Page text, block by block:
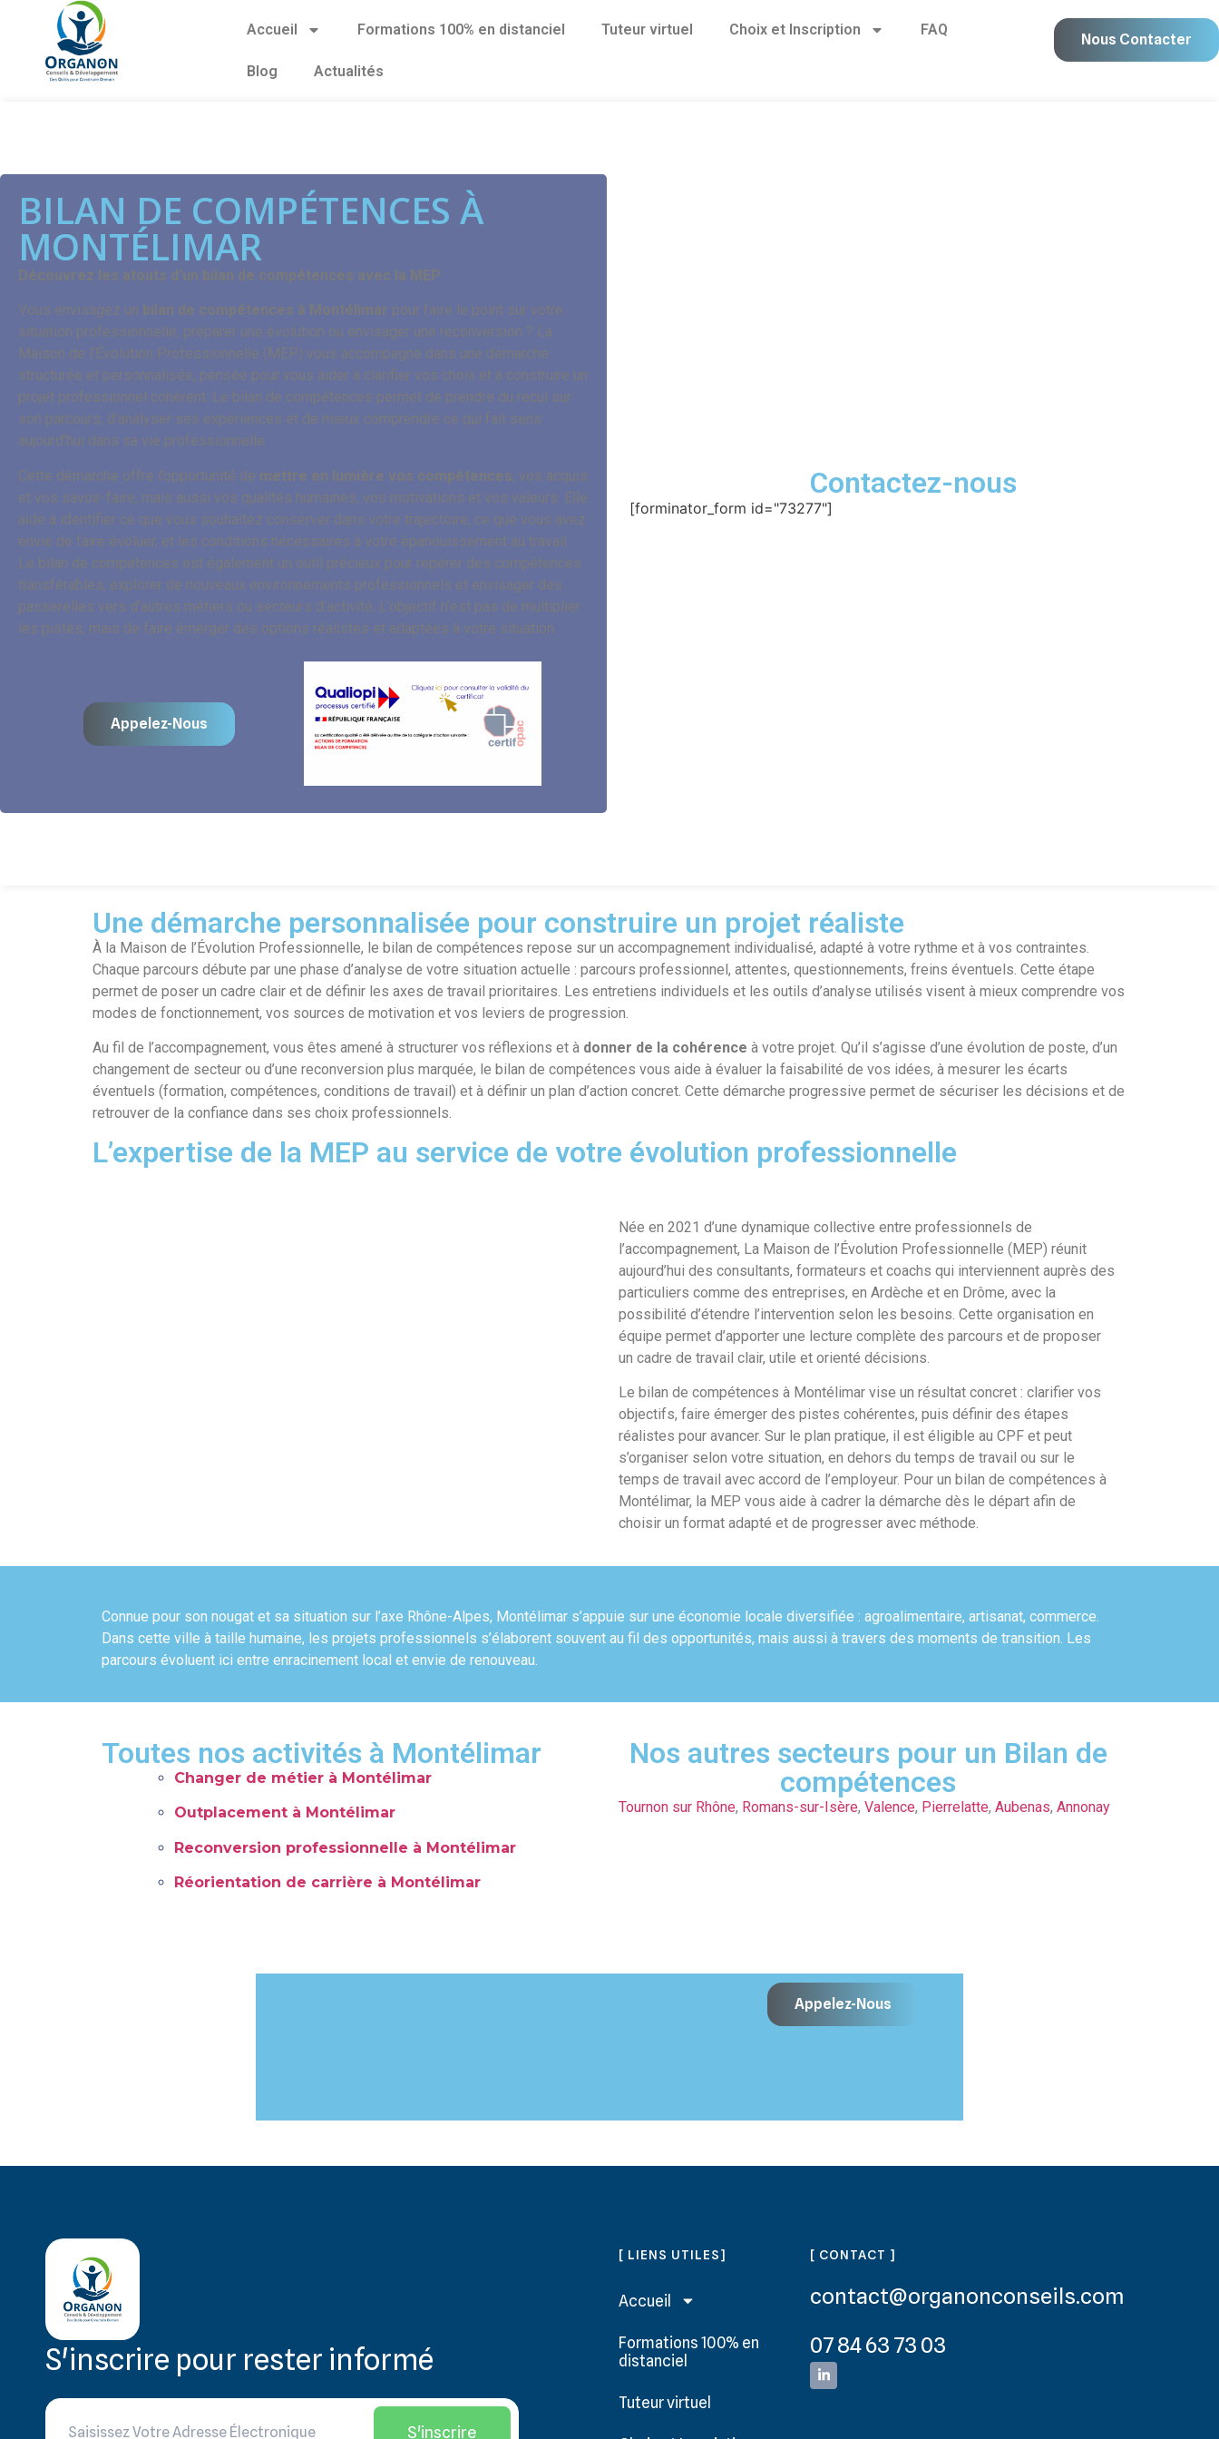
Accueil Formations 100% en distanciel Tuteur virtuel Choix et Inscription FAQ
Blog Actualités
Nous Contacter
BILAN DE COMPÉTENCES À
MONTÉLIMAR
Découvrez les atouts d’un bilan de compétences avec la MEP
Vous envisagez un bilan de compétences à Montélimar pour faire le point sur votre
situation professionnelle, préparer une évolution ou envisager une reconversion ? La
Maison de l’Évolution Professionnelle (MEP) vous accompagne dans une démarche
structurée et personnalisée, pensée pour vous aider à clarifier vos choix et à construire un
projet professionnel cohérent. Le bilan de compétences permet de prendre du recul sur
son parcours, d’analyser ses expériences et de mieux comprendre ce qui fait sens
aujourd’hui dans sa vie professionnelle.
Cette démarche offre l’opportunité de mettre en lumière vos compétences, vos acquis
et vos savoir-faire, mais aussi vos qualités humaines, vos motivations et vos valeurs. Elle
aide à identifier ce que vous souhaitez conserver dans votre trajectoire, ce que vous avez
envie de faire évoluer, et les conditions nécessaires à votre épanouissement au travail.
Le bilan de compétences est également un outil précieux pour repérer des compétences
transférables, explorer de nouveaux environnements professionnels et envisager des
passerelles vers d’autres métiers ou secteurs d’activité. L’objectif n’est pas de multiplier
les pistes, mais de faire émerger des options réalistes et adaptées à votre situation.
Appelez-Nous
Contactez-nous
[forminator_form id="73277"]
Une démarche personnalisée pour construire un projet réaliste
À la Maison de l’Évolution Professionnelle, le bilan de compétences repose sur un accompagnement individualisé, adapté à votre rythme et à vos contraintes.
Chaque parcours débute par une phase d’analyse de votre situation actuelle : parcours professionnel, attentes, questionnements, freins éventuels. Cette étape
permet de poser un cadre clair et de définir les axes de travail prioritaires. Les entretiens individuels et les outils d’analyse utilisés visent à mieux comprendre vos
modes de fonctionnement, vos sources de motivation et vos leviers de progression.
Au fil de l’accompagnement, vous êtes amené à structurer vos réflexions et à donner de la cohérence à votre projet. Qu’il s’agisse d’une évolution de poste, d’un
changement de secteur ou d’une reconversion plus marquée, le bilan de compétences vous aide à évaluer la faisabilité de vos idées, à mesurer les écarts
éventuels (formation, compétences, conditions de travail) et à définir un plan d’action concret. Cette démarche progressive permet de sécuriser les décisions et de
retrouver de la confiance dans ses choix professionnels.
L’expertise de la MEP au service de votre évolution professionnelle
Née en 2021 d’une dynamique collective entre professionnels de
l’accompagnement, La Maison de l’Évolution Professionnelle (MEP) réunit
aujourd’hui des consultants, formateurs et coachs qui interviennent auprès des
particuliers comme des entreprises, en Ardèche et en Drôme, avec la
possibilité d’étendre l’intervention selon les besoins. Cette organisation en
équipe permet d’apporter une lecture complète des parcours et de proposer
un cadre de travail clair, utile et orienté décisions.
Le bilan de compétences à Montélimar vise un résultat concret : clarifier vos
objectifs, faire émerger des pistes cohérentes, puis définir des étapes
réalistes pour avancer. Sur le plan pratique, il est éligible au CPF et peut
s’organiser selon votre situation, en dehors du temps de travail ou sur le
temps de travail avec accord de l’employeur. Pour un bilan de compétences à
Montélimar, la MEP vous aide à cadrer la démarche dès le départ afin de
choisir un format adapté et de progresser avec méthode.
Connue pour son nougat et sa situation sur l’axe Rhône-Alpes, Montélimar s’appuie sur une économie locale diversifiée : agroalimentaire, artisanat, commerce.
Dans cette ville à taille humaine, les projets professionnels s’élaborent souvent au fil des opportunités, mais aussi à travers des moments de transition. Les
parcours évoluent ici entre enracinement local et envie de renouveau.
Toutes nos activités à Montélimar
Changer de métier à Montélimar
Outplacement à Montélimar
Reconversion professionnelle à Montélimar
Réorientation de carrière à Montélimar
Nos autres secteurs pour un Bilan de
compétences
Tournon sur Rhône, Romans-sur-Isère, Valence, Pierrelatte, Aubenas, Annonay
Appelez-Nous
S'inscrire pour rester informé
S'inscrire
[ LIENS UTILES]
Accueil
Formations 100% en
distanciel
Tuteur virtuel
[ CONTACT ]
contact@organonconseils.com
07 84 63 73 03